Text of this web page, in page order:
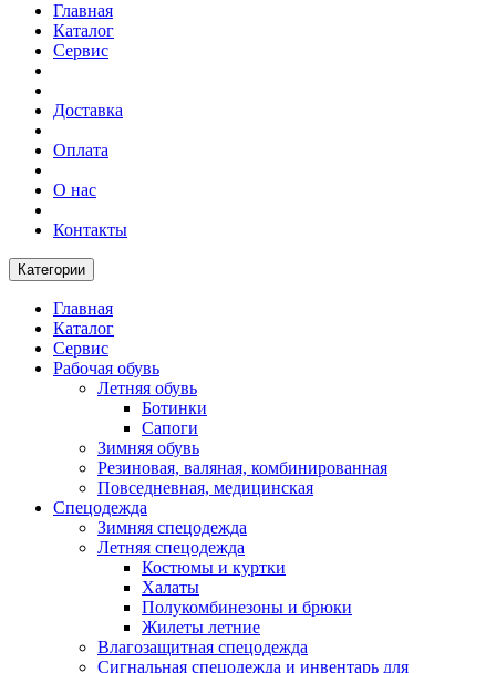
Главная
Каталог
Сервис
Доставка
Оплата
О нас
Контакты
Категории
Главная
Каталог
Сервис
Рабочая обувь
Летняя обувь
Ботинки
Сапоги
Зимняя обувь
Резиновая, валяная, комбинированная
Повседневная, медицинская
Спецодежда
Зимняя спецодежда
Летняя спецодежда
Костюмы и куртки
Халаты
Полукомбинезоны и брюки
Жилеты летние
Влагозащитная спецодежда
Сигнальная спецодежда и инвентарь для